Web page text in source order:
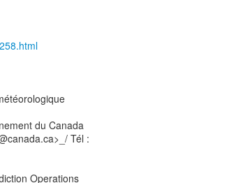
du Canada
Tél :
Operations